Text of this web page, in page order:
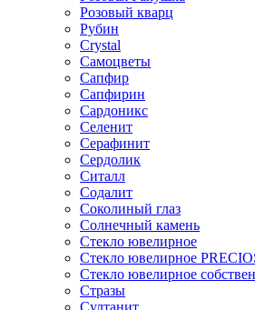
Розовый кварц
Рубин
Сrystal
Самоцветы
Сапфир
Сапфирин
Сардоникс
Селенит
Серафинит
Сердолик
Ситалл
Содалит
Соколиный глаз
Солнечный камень
Стекло ювелирное
Стекло ювелирное
Стекло ювелирное
Стразы
Султанит